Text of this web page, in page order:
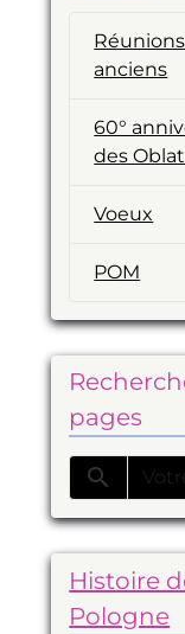
anciens
60°
des
Voeux
POM
pages
Histoire
Pologne